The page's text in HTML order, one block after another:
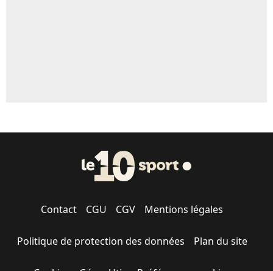
Contact CGU CGV Mentions légales
Politique de protection des données Plan du site